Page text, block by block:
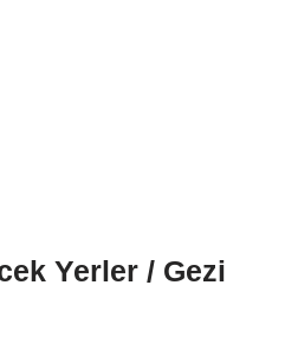
Yerler / Gezi